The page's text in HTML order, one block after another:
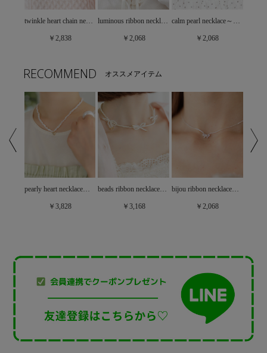
twinkle heart chain necklace～ﾄｩｲﾝｸﾙﾊｰﾄﾁｪｰﾝﾈｯｸﾚｽ
￥2,838
luminous ribbon necklace～ﾙﾐﾅｽﾘﾎﾞﾝﾈｯｸﾚｽ
￥2,068
calm pearl necklace～ｶｰﾑﾊﾟｰﾙﾈｯｸﾚｽ
￥2,068
RECOMMEND オススメアイテム
pearly heart necklace～ﾊﾟｰﾘｰﾊｰﾄﾈｯｸﾚｽ
￥3,828
beads ribbon necklace～ﾋﾞｰｽﾞﾘﾎﾞﾝﾈｯｸﾚｽ
￥3,168
bijou ribbon necklace～ﾋﾞｼﾞｭｰﾘﾎﾞﾝﾈｯｸﾚｽ
￥2,068